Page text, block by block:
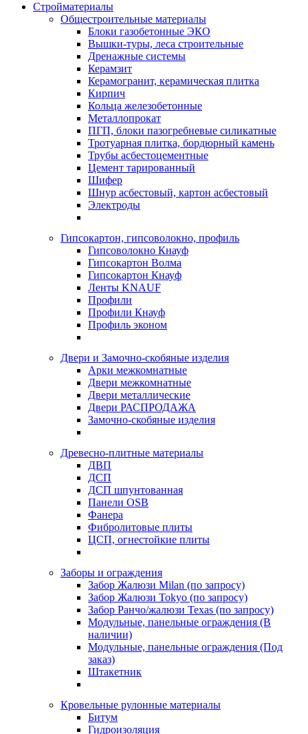
Стройматериалы
Oбщестроительные материалы
Блоки газобетонные ЭКО
Вышки-туры, леса строительные
Дренажные системы
Керамзит
Керамогранит, керамическая плитка
Кирпич
Кольца железобетонные
Металлопрокат
ПГП, блоки пазогребневые силикатные
Тротуарная плитка, бордюрный камень
Трубы асбестоцементные
Цемент тарированный
Шифер
Шнур асбестовый, картон асбестовый
Электроды
Гипсокартон, гипсоволокно, профиль
Гипсоволокно Кнауф
Гипсокартон Волма
Гипсокартон Кнауф
Ленты KNAUF
Профили
Профили Кнауф
Профиль эконом
Двери и Замочно-скобяные изделия
Арки межкомнатные
Двери межкомнатные
Двери металлические
Двери РАСПРОДАЖА
Замочно-скобяные изделия
Древесно-плитные материалы
ДВП
ДСП
ДСП шпунтованная
Панели OSB
Фанера
Фибролитовые плиты
ЦСП, огнестойкие плиты
Заборы и ограждения
Забор Жалюзи Milan (по запросу)
Забор Жалюзи Tokyo (по запросу)
Забор Ранчо/жалюзи Texas (по запросу)
Модульные, панельные ограждения (В
наличии)
Модульные, панельные ограждения (Под
заказ)
Штакетник
Кровельные рулонные материалы
Битум
Гидроизоляция